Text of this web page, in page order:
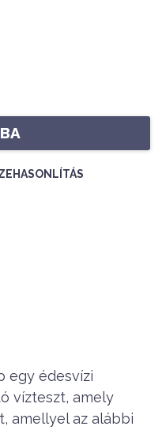
egy édesvízi
vízteszt, amely
amellyel az alábbi